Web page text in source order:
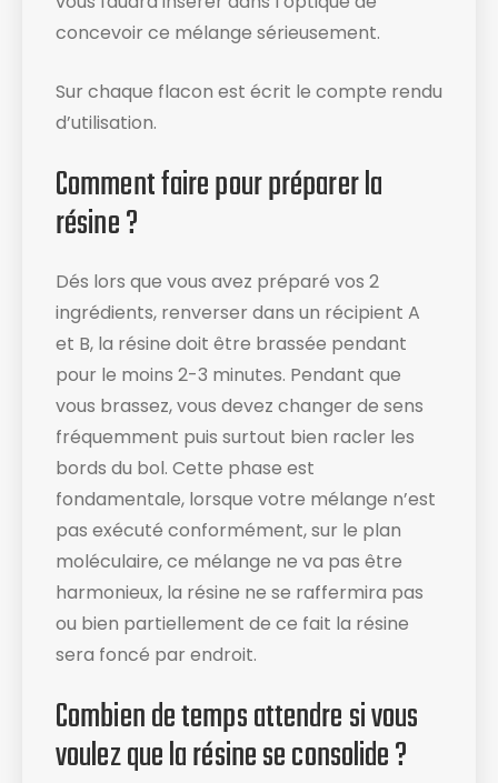
concevoir ce mélange sérieusement.
Sur chaque flacon est écrit le compte rendu
d’utilisation​.
Comment faire pour préparer la
résine ?
Dés lors que vous avez préparé vos 2
ingrédients, renverser dans un récipient A
et B, la résine doit être brassée pendant
pour le moins 2-3 minutes. Pendant que
vous brassez, vous devez changer de sens
fréquemment puis surtout bien racler les
bords du bol​. Cette phase est
fondamentale, lorsque votre mélange n’est
pas exécuté conformément, sur le plan
moléculaire, ce mélange ne va pas être
harmonieux, la résine ne se raffermira pas
ou bien partiellement de ce fait la résine
sera foncé par endroit.
Combien de temps attendre si vous
voulez que la résine se consolide ?